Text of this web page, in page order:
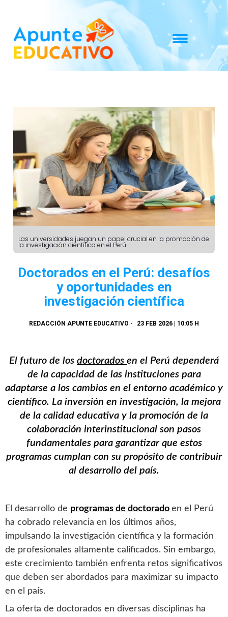
Las universidades juegan un papel crucial en la promoción de
la investigación científica en el Perú.
Doctorados en el Perú: desafíos
y oportunidades en
investigación científica
REDACCIÓN APUNTE EDUCATIVO - 23 FEB 2026 | 10:05 H
El futuro de los doctorados en el Perú dependerá
de la capacidad de las instituciones para
adaptarse a los cambios en el entorno académico y
científico. La inversión en investigación, la mejora
de la calidad educativa y la promoción de la
colaboración interinstitucional son pasos
fundamentales para garantizar que estos
programas cumplan con su propósito de contribuir
al desarrollo del país.
El desarrollo de programas de doctorado en el Perú
ha cobrado relevancia en los últimos años,
impulsando la investigación científica y la formación
de profesionales altamente calificados. Sin embargo,
este crecimiento también enfrenta retos significativos
que deben ser abordados para maximizar su impacto
en el país.
La oferta de doctorados en diversas disciplinas ha